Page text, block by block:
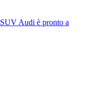
Audi è pronto a